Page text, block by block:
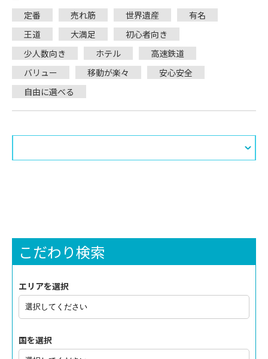
定番
売れ筋 世界遺産
有名
王道
大満足
初心者向き
少人数向き
ホテル
高速鉄道
バリュー
移動が楽々
安心安全
自由に選べる
こだわり検索
エリアを選択
国を選択